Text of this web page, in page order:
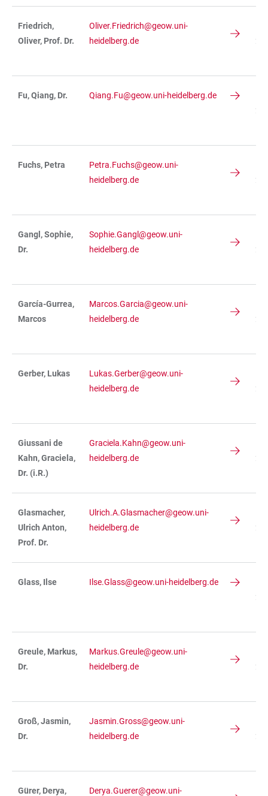
Friedrich,
Oliver, Prof. Dr.
Oliver.Friedrich@geow.uni-
heidelberg.de
Fu, Qiang, Dr. Qiang.Fu@geow.uni-heidelberg.de
Fuchs, Petra
Petra.Fuchs@geow.uni-
heidelberg.de
Gangl, Sophie,
Dr.
Sophie.Gangl@geow.uni-
heidelberg.de
García-Gurrea,
Marcos
Marcos.Garcia@geow.uni-
heidelberg.de
Gerber, Lukas
Lukas.Gerber@geow.uni-
heidelberg.de
Giussani de
Kahn, Graciela,
Dr. (i.R.)
Graciela.Kahn@geow.uni-
heidelberg.de
Glasmacher,
Ulrich Anton,
Prof. Dr.
Ulrich.A.Glasmacher@geow.uni-
heidelberg.de
Glass, Ilse Ilse.Glass@geow.uni-heidelberg.de
Greule, Markus,
Dr.
Markus.Greule@geow.uni-
heidelberg.de
Groß, Jasmin,
Dr.
Jasmin.Gross@geow.uni-
heidelberg.de
Gürer, Derya,
Derya.Guerer@geow.uni-